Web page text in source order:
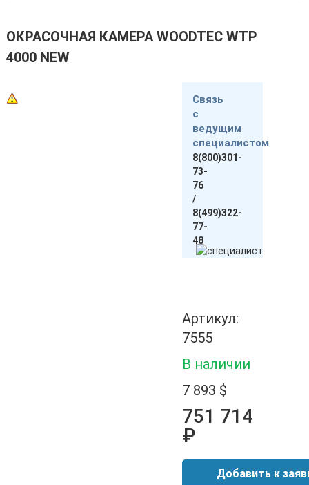
ОКРАСОЧНАЯ КАМЕРА WOODTEC WTP
4000 NEW
Связь
с
ведущим
специалистом
8(800)301-
73-
76
/
8(499)322-
77-
48
Артикул:
7555
В наличии
7 893 $
751 714
₽